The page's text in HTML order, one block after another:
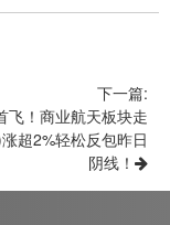
下一篇:
飞！商业航天板块走
超2%轻松反包昨日
阴线！